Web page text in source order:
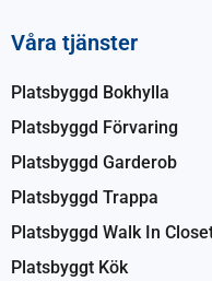
Våra tjänster
Platsbyggd Bokhylla
Platsbyggd Förvaring
Platsbyggd Garderob
Platsbyggd Trappa
Platsbyggd Walk In
Platsbyggt Kök